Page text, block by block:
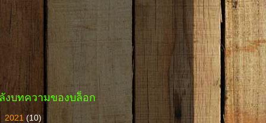
งบทความของบล็อก
2021 (10)